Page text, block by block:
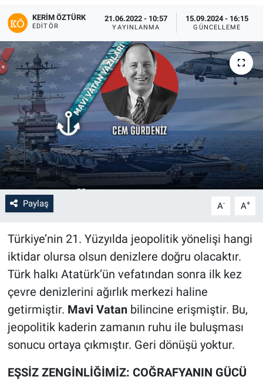
KERIM ÖZTÜRK
EDITÖR
21.06.2022 - 10:57
YAYINLANMA
15.09.2024 - 16:15
GÜNCELLEME
Paylaş A- A+
Türkiye’nin 21. Yüzyılda jeopolitik yönelişi hangi
iktidar olursa olsun denizlere doğru olacaktır.
Türk halkı Atatürk’ün vefatından sonra ilk kez
çevre denizlerini ağırlık merkezi haline
getirmiştir. Mavi Vatanbilincine erişmiştir. Bu,
jeopolitik kaderin zamanın ruhu ile buluşması
sonucu ortaya çıkmıştır. Geri dönüşü yoktur.
EŞSİZ ZENGİNLİĞİMİZ: COĞRAFYANIN GÜCÜ